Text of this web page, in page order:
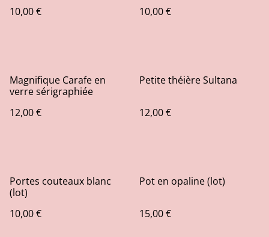
10,00 €
10,00 €
Magnifique Carafe en
verre sérigraphiée
12,00 €
Petite théière Sultana
12,00 €
Portes couteaux blanc
(lot)
10,00 €
Pot en opaline (lot)
15,00 €